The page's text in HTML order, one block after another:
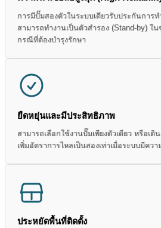
การมีปั๊มสองตัวในระบบเดียวรับประกันการ
สามารถทำงานเป็นตัวสำรอง (Stand-by)
กรณีที่ต้องบำรุงรักษา
ยืดหยุ่นและมีประสิทธิภาพ
สามารถเลือกใช้งานปั๊มเพียงตัวเดียว หรือเดิ
เพิ่มอัตราการไหลเป็นสองเท่าเมื่อระบบมีคว
ประหยัดพื้นที่ติดตั้ง